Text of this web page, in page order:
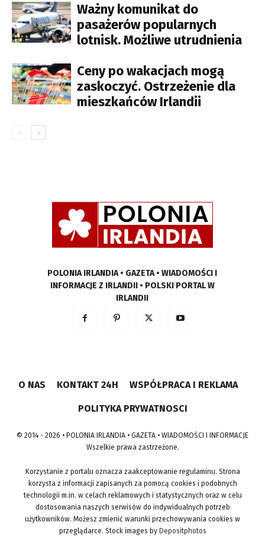
Ważny komunikat do
pasażerów popularnych
lotnisk. Możliwe utrudnienia
Ceny po wakacjach mogą
zaskoczyć. Ostrzeżenie dla
mieszkańców Irlandii
POLONIA IRLANDIA • GAZETA • WIADOMOŚCI I
INFORMACJE Z IRLANDII • POLSKI PORTAL W
IRLANDII
O NAS KONTAKT 24H WSPÓŁPRACA I REKLAMA
POLITYKA PRYWATNOSCI
© 2014 - 2026 • POLONIA IRLANDIA • GAZETA • WIADOMOŚCI I INFORMACJE
Wszelkie prawa zastrzeżone.
Korzystanie z portalu oznacza zaakceptowanie regulaminu. Strona
korzysta z informacji zapisanych za pomocą cookies i podobnych
technologii m.in. w celach reklamowych i statystycznych oraz w celu
dostosowania naszych serwisów do indywidualnych potrzeb
użytkowników. Możesz zmienić warunki przechowywania cookies w
przeglądarce. Stock images by Depositphotos